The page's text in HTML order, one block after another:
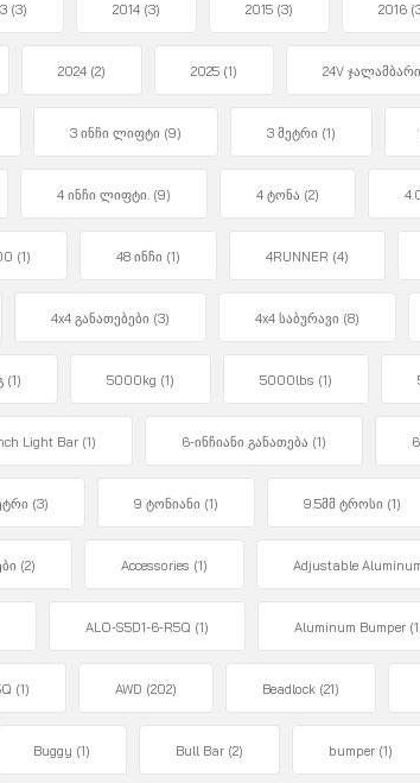
(3) 2014 (3) 2015 (3) 2016
2024 (2) 2025 (1) 24V ჯალამბარი
3 ინჩი ლიფტი (9) 3 მეტრი (1)
4 ინჩი ლიფტი. (9) 4 ტონა (2)
(1) 48 ინჩი (1) 4RUNNER (4)
4x4 განათებები (3) 4x4 საბურავი (8)
(1) 5000kg (1) 5000lbs (1)
Light Bar (1) 6-ინჩიანი განათება (1)
(3) 9 ტონიანი (1) 9.5მმ ტროსი (1)
(2) Accessories (1) Adjustable
ALO-S5D1-6-R5Q (1) Aluminum Bumper
(1) AWD (202) Beadlock (21)
Buggy (1) Bull Bar (2) bumper (1)